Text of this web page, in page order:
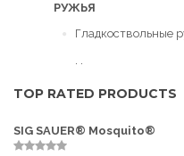
РУЖЬЯ
Гладкоствольные
Нарезные ружья
Пневматическое
ПАТРОНЫ
TOP RATED PRODUCTS
SIG SAUER® Mosquito®